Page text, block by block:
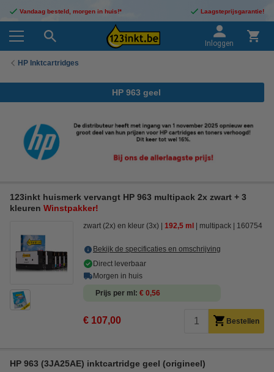
Vandaag besteld, morgen in huis!* Laagsteprijsgarantie!
Inloggen
HP Inktcartridges
HP 963 geel
123inkt huismerk vervangt HP 963 multipack 2x zwart + 3
kleuren Winstpakker!
zwart (2x) en kleur (3x) 192,5 ml multipack 160754
Bekijk de specificaties en omschrijving
Direct leverbaar
Morgen in huis
Prijs per ml € 0,56
€ 107,00 Bestellen
HP 963 (3JA25AE) inktcartridge geel (origineel)